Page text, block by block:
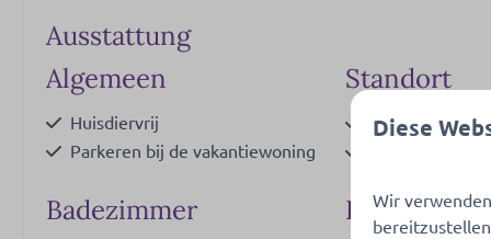
Ausstattung
Algemeen
Huisdiervrij
Parkeren bij de vakantiewoning
Standort
In der Nähe
Badezimmer Küche
Diese
Wir